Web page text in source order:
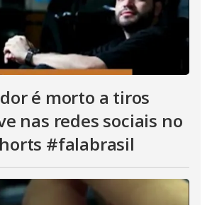
é morto a tiros
nas redes sociais no
#falabrasil